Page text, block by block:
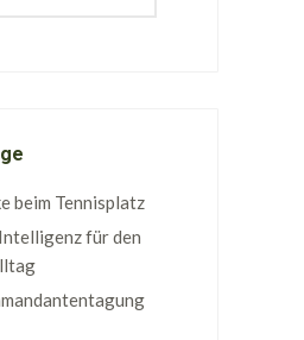
beim Tennisplatz
für den